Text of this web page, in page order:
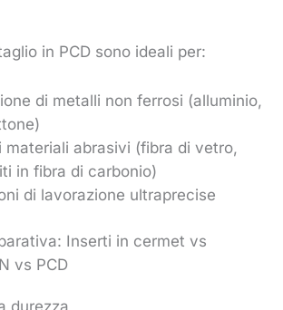
in PCD sono ideali per:
di metalli non ferrosi (alluminio,
materiali abrasivi (fibra di vetro,
in fibra di carbonio)
di lavorazione ultraprecise
Inserti in cermet vs
vs PCD